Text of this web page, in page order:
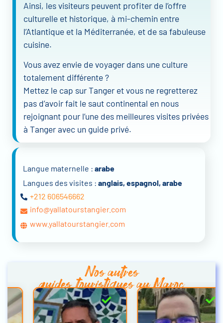
Ainsi, les visiteurs peuvent profiter de l’offre
culturelle et historique, à mi-chemin entre
l’Atlantique et la Méditerranée, et de sa fabuleuse
cuisine.
Vous avez envie de voyager dans une culture
totalement différente ?
Mettez le cap sur Tanger et vous ne regretterez
pas d’avoir fait le saut continental en nous
rejoignant pour l’une des meilleures visites privées
à Tanger avec un guide privé.
Langue maternelle : arabe
Langues des visites : anglais, espagnol, arabe
+212 606546662
info@yallatourstangier.com
www.yallatourstangier.com
Nos autres
guides touristiques au Maroc